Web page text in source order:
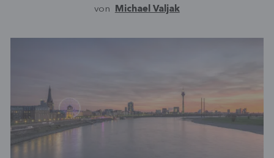
von Michael Valjak